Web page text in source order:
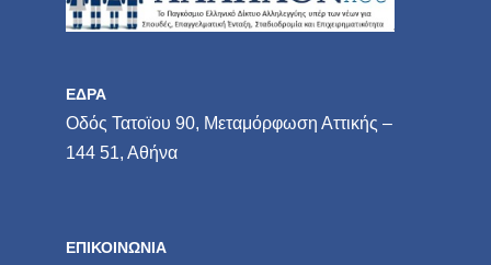
ΕΔΡΑ
Οδός Τατοϊου 90, Μεταμόρφωση Αττικής –
144 51, Αθήνα
ΕΠΙΚΟΙΝΩΝΙΑ